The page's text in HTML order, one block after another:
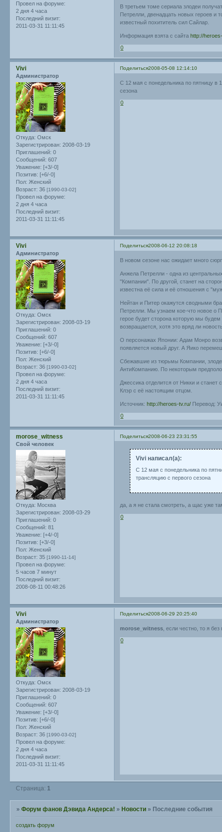
Провел на форуме:
2 дня 4 часа
Последний визит:
2011-03-31 11:11:45
В третьем томе сериала злодеи
Петрелли, двенадцать новых героев и
известный похититель сил Сайлар.
Информация взята с сайта http://
0
Поделиться2008-05-08 12:14:10
Vivi
Администратор
Откуда: Омск
Зарегистрирован: 2008-03-19
Приглашений: 0
Сообщений: 607
Уважение: [+3/-0]
Позитив: [+6/-0]
Пол: Женский
Возраст: 36 [1990-03-02]
Провел на форуме:
2 дня 4 часа
Последний визит:
2011-03-31 11:11:45
С 12 мая с понедельника по пятницу в
сезона
0
Поделиться2008-06-12 20:08:18
Vivi
Администратор
Откуда: Омск
Зарегистрирован: 2008-03-19
Приглашений: 0
Сообщений: 607
Уважение: [+3/-0]
Позитив: [+6/-0]
Пол: Женский
Возраст: 36 [1990-03-02]
Провел на форуме:
2 дня 4 часа
Последний визит:
2011-03-31 11:11:45
В новом сезоне нас ожидает много
Анжела Петрелли - одна из
"Компании". По другой, станет на
известна её сила и её отношения с
Нейтан и Питер окажутся сводными
Петрелли. Мы узнаем кое-что новое о
герое будет сторона которую мы
возвращается, хотя это вряд ли
О персонажах Японии: Адам Монро
появляется новый друг. А Яико
Сбежавшие из тюрьмы Компании,
АнтиКомпанию. По некоторым
Джессика отделится от Никки и
Клэр с её настоящим отцом.
Источник:http://heroes-tv.ru/ Перевод:
0
Поделиться2008-06-23 23:31:55
morose_witness
Свой человек
Откуда: Москва
Зарегистрирован: 2008-03-29
Приглашений: 0
Сообщений: 81
Уважение: [+4/-0]
Позитив: [+3/-0]
Пол: Женский
Возраст: 35 [1990-11-14]
Провел на форуме:
5 часов 7 минут
Последний визит:
2008-08-11 00:48:26
Vivi написал(а):
С 12 мая с понедельника по
трансляцию с первого сезона
да, а я не стала смотреть, а щас уже
0
Поделиться2008-06-29 20:25:40
Vivi
Администратор
Откуда: Омск
Зарегистрирован: 2008-03-19
Приглашений: 0
Сообщений: 607
Уважение: [+3/-0]
Позитив: [+6/-0]
Пол: Женский
Возраст: 36 [1990-03-02]
Провел на форуме:
2 дня 4 часа
Последний визит:
2011-03-31 11:11:45
morose_witness , если честно, то я
0
Страница: 1
»Форум фанов Дэвида Андерса! » Новости » Последние события
создать форум